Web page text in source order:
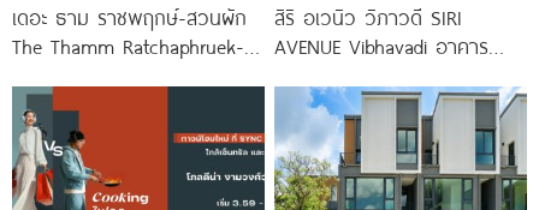
เดอะ ธาม ราชพฤกษ์-สวนผัก
The Thamm Ratchaphruek-
Minimal ใกล้ทางด่วน
สิริ อเวนิว วิภาวดี SIRI
AVENUE Vibhavadi อาคาร